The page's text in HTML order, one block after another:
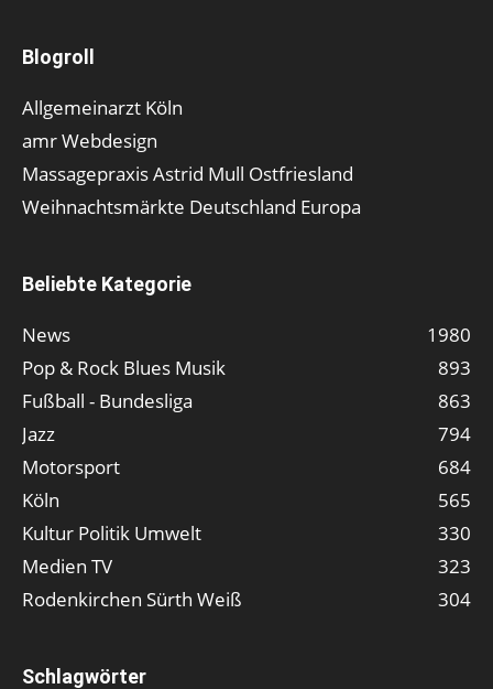
Blogroll
Allgemeinarzt Köln
amr Webdesign
Massagepraxis Astrid Mull Ostfriesland
Weihnachtsmärkte Deutschland Europa
Beliebte Kategorie
News
1980
Pop & Rock Blues Musik
893
Fußball - Bundesliga
863
Jazz
794
Motorsport
684
Köln
565
Kultur Politik Umwelt
330
Medien TV
323
Rodenkirchen Sürth Weiß
304
Schlagwörter